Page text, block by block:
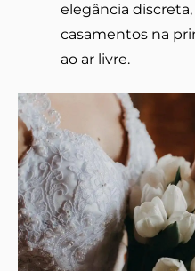
elegância
casamentos na
ao ar livre.